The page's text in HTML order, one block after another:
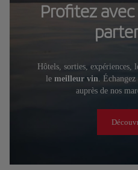
Profitez
Hôtels, sorties, expériences,
lemeilleur vin.
auprès de nos